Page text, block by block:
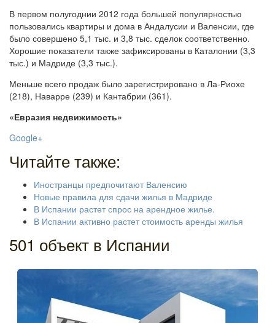
В первом полугоднии 2012 года большей популярностью
пользовались квартиры и дома в Андалусии и Валенсии, где
было совершено 5,1 тыс. и 3,8 тыс. сделок соответственно.
Хорошие показатели также зафиксированы в Каталонии (3,3
тыс.) и Мадриде (3,3 тыс.).
Меньше всего продаж было зарегистрировано в Ла-Риохе
(218), Наварре (239) и Кантабрии (361).
«Евразия недвижимость»
Google+
Читайте также:
Иностранцы предпочитают Валенсию
Новые правила для сдачи жилья в Мадриде
В Испании растет спрос на арендное жилье.
В Испании активно растет стоимость аренды жилья
501 объект в Испании